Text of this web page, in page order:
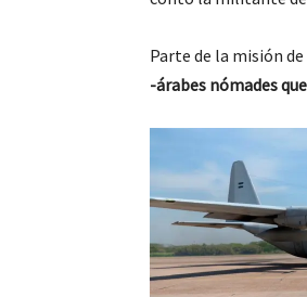
Parte de la misión
-árabes nómades